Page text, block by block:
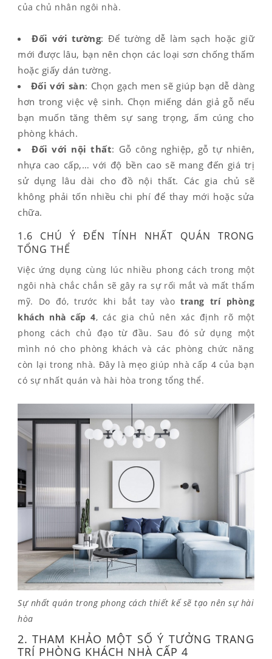
của chủ nhân ngôi nhà.
Đối với tường: Để tường dễ làm sạch hoặc giữ
mới được lâu, bạn nên chọn các loại sơn chống thấm
hoặc giấy dán tường.
Đối với sàn: Chọn gạch men sẽ giúp bạn dễ dàng
hơn trong việc vệ sinh. Chọn miếng dán giả gỗ nếu
bạn muốn tăng thêm sự sang trọng, ấm cúng cho
phòng khách.
Đối với nội thất: Gỗ công nghiệp, gỗ tự nhiên,
nhựa cao cấp,… với độ bền cao sẽ mang đến giá trị
sử dụng lâu dài cho đồ nội thất. Các gia chủ sẽ
không phải tốn nhiều chi phí để thay mới hoặc sửa
chữa.
1.6 CHÚ Ý ĐẾN TÍNH NHẤT QUÁN TRONG
TỔNG THỂ
Việc ứng dụng cùng lúc nhiều phong cách trong một
ngôi nhà chắc chắn sẽ gây ra sự rối mắt và mất thẩm
mỹ. Do đó, trước khi bắt tay vàotrang trí phòng
khách nhà cấp 4, các gia chủ nên xác định rõ một
phong cách chủ đạo từ đầu. Sau đó sử dụng một
mình nó cho phòng khách và các phòng chức năng
còn lại trong nhà. Đây là mẹo giúp nhà cấp 4 của bạn
có sự nhất quán và hài hòa trong tổng thể.
Sự nhất quán trong phong cách thiết kế sẽ tạo nên sự hài
hòa
2. THAM KHẢO MỘT SỐ Ý TƯỞNG TRANG
TRÍ PHÒNG KHÁCH NHÀ CẤP 4